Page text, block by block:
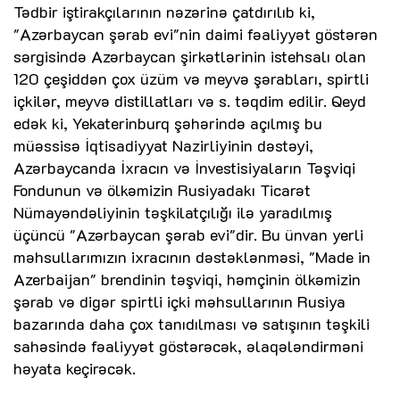
Tədbir iştirakçılarının nəzərinə çatdırılıb ki,
"Azərbaycan şərab evi"nin daimi fəaliyyət göstərən
sərgisində Azərbaycan şirkətlərinin istehsalı olan
120 çeşiddən çox üzüm və meyvə şərabları, spirtli
içkilər, meyvə distillatları və s. təqdim edilir. Qeyd
edək ki, Yekaterinburq şəhərində açılmış bu
müəssisə İqtisadiyyat Nazirliyinin dəstəyi,
Azərbaycanda İxracın və İnvestisiyaların Təşviqi
Fondunun və ölkəmizin Rusiyadakı Ticarət
Nümayəndəliyinin təşkilatçılığı ilə yaradılmış
üçüncü "Azərbaycan şərab evi"dir. Bu ünvan yerli
məhsullarımızın ixracının dəstəklənməsi, "Made in
Azerbaijan" brendinin təşviqi, həmçinin ölkəmizin
şərab və digər spirtli içki məhsullarının Rusiya
bazarında daha çox tanıdılması və satışının təşkili
sahəsində fəaliyyət göstərəcək, əlaqələndirməni
həyata keçirəcək.